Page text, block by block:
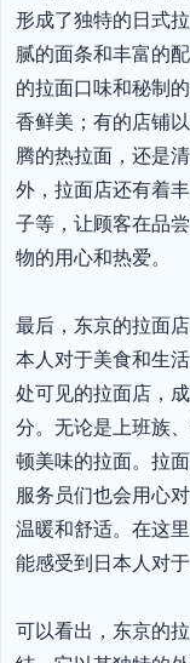
形成了独特的日式
腻的面条和丰富的
的拉面口味和秘制
香鲜美；有的店铺
腾的热拉面，还是
外，拉面店还有着
子等，让顾客在品
物的用心和热爱。
最后，东京的拉面
本人对于美食和生
处可见的拉面店，
分。无论是上班族
顿美味的拉面。拉
服务员们也会用心
温暖和舒适。在这
能感受到日本人对
可以看出，东京的